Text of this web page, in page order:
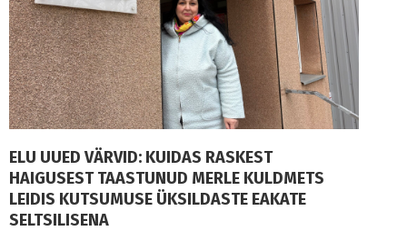
ELU UUED VÄRVID: KUIDAS RASKEST
HAIGUSEST TAASTUNUD MERLE KULDMETS
LEIDIS KUTSUMUSE ÜKSILDASTE EAKATE
SELTSILISENA